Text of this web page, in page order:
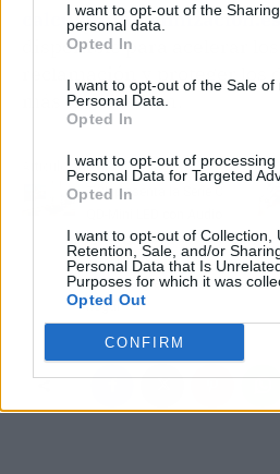
I want to opt-out of the
personal data.
Opted In
I want to opt-out of the Sale of
Personal Data.
Opted In
I want to opt-out of processing
Personal Data for Targeted
Opted In
I want to opt-out of Collection,
Retention, Sale, and/or
Personal Data that Is
Purposes for which it was
Opted Out
CONFIRM
calculatuindemnizacion.es
disponible para acelerar los
reclamación y proteger los
más lo necesitan.
Artículo anterior
TCL presenta la Serie C
by Bang & Olufsen; una
experiencia
cinematográfica en el
hogar